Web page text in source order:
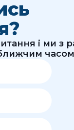
і ми з
часом